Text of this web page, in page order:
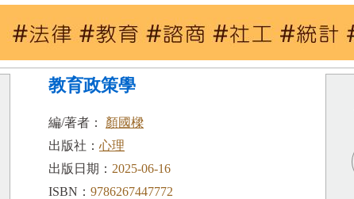
教育政策學
編/著者： 顏國樑
出版社： 心理
出版日期： 2025-06-16
ISBN： 9786267447772